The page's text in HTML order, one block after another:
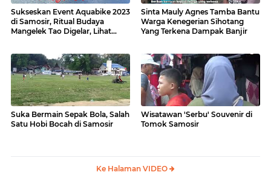
Sukseskan Event Aquabike 2023
di Samosir, Ritual Budaya
Mangelek Tao Digelar, Lihat
Sinta Mauly Agnes Tamba Bantu
Warga Kenegerian Sihotang
Yang Terkena Dampak Banjir
Suka Bermain Sepak Bola, Salah
Satu Hobi Bocah di Samosir
Wisatawan 'Serbu' Souvenir di
Tomok Samosir
Ke Halaman VIDEO